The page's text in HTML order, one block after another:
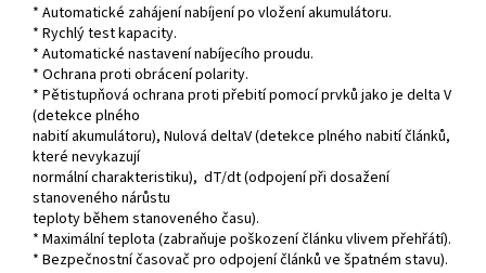
* Automatické zahájení nabíjení po vložení akumulátoru.
* Rychlý test kapacity.
* Automatické nastavení nabíjecího proudu.
* Ochrana proti obrácení polarity.
* Pětistupňová ochrana proti přebití pomocí prvků jako je delta V
(detekce plného
nabití akumulátoru), Nulová deltaV (detekce plného nabití článků,
které nevykazují
normální charakteristiku), dT/dt (odpojení při dosažení
stanoveného nárůstu
teploty během stanoveného času).
* Maximální teplota (zabraňuje poškození článku vlivem přehřátí).
* Bezpečnostní časovač pro odpojení článků ve špatném stavu).